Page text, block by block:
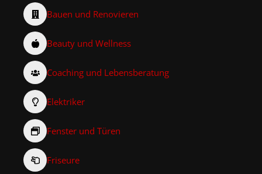
Bauen und Renovieren
Beauty und Wellness
Coaching und Lebensberatung
Elektriker
Fenster und Türen
Friseure